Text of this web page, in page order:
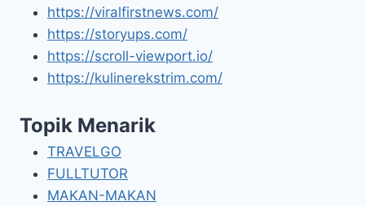
https://viralfirstnews.com/
https://storyups.com/
https://scroll-viewport.io/
https://kulinerekstrim.com/
Topik Menarik
TRAVELGO
FULLTUTOR
MAKAN-MAKAN